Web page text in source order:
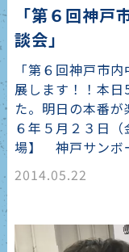
「第６回神戸
談会」
「第６回神戸市
展します！！本
た。明日の本番
６年５月２３日
場】 神戸サンボ
2014.05.22